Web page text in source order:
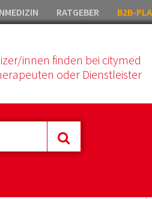
RATGEBER B2B-
innen finden bei citymed
oder Dienstleister